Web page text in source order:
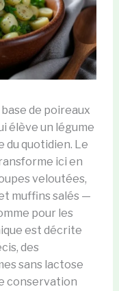
de poireaux
élève un légume
du quotidien. Le
ici en
veloutées,
muffins salés —
pour les
est décrite
des
sans lactose
conservation